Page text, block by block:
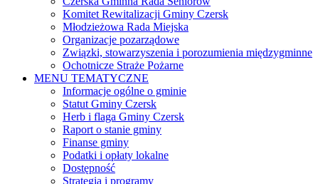
Komitet Rewitalizacji Gminy Czersk
Młodzieżowa Rada Miejska
Organizacje pozarządowe
Związki, stowarzyszenia i porozumienia międzygminne
Ochotnicze Straże Pożarne
MENU TEMATYCZNE
Informacje ogólne o gminie
Statut Gminy Czersk
Herb i flaga Gminy Czersk
Raport o stanie gminy
Finanse gminy
Podatki i opłaty lokalne
Dostępność
Strategia i programy